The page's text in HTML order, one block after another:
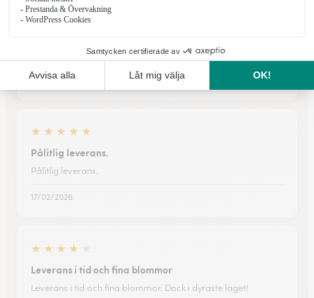
Den önskade blomman fanns inte…
hälsningen. Buketten som levererades var dock fin
11/01/2026
★ ★ ★ ★ ★
Pålitlig leverans.
Pålitlig leverans.
17/02/2026
★ ★ ★ ★
Leverans i tid och fina blommor
Leverans i tid och fina blommor. Dock i dyraste laget!